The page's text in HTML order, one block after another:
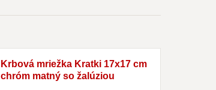
Krbová mriežka Kratki 17x17 cm
chróm matný so žalúziou